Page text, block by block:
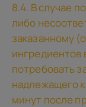
8.4. В случае
либо
заказанному
ингредиентов
потребовать
надлежащего
минут после